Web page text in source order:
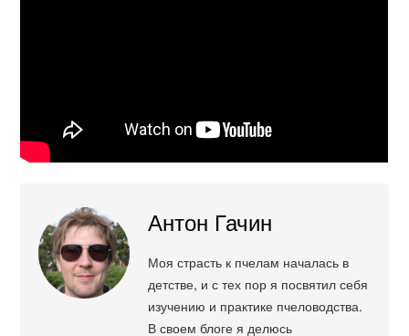
Антон Гачин
Моя страсть к пчелам началась в
детстве, и с тех пор я посвятил себя
изучению и практике пчеловодства.
В своем блоге я делюсь